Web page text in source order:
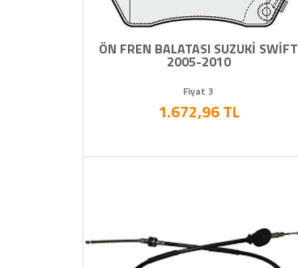
ÖN FREN BALATASI SUZUKİ SWİFT
2005-2010
Fiyat 3
1.672,96 TL